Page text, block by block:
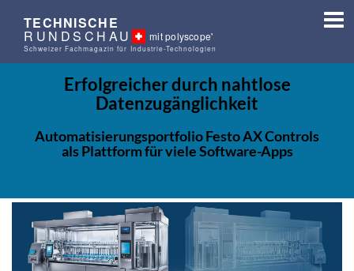
TECHNISCHE
RUNDSCHAU mit polyscope'
Schweizer Fachmagazin für Industrie-Technologien
Erfolgreicher durch nahtlose
Datenzugänglichkeit
Automatisierungsportfolio Festo AX Controls
als Plattform für viele Software-Apps